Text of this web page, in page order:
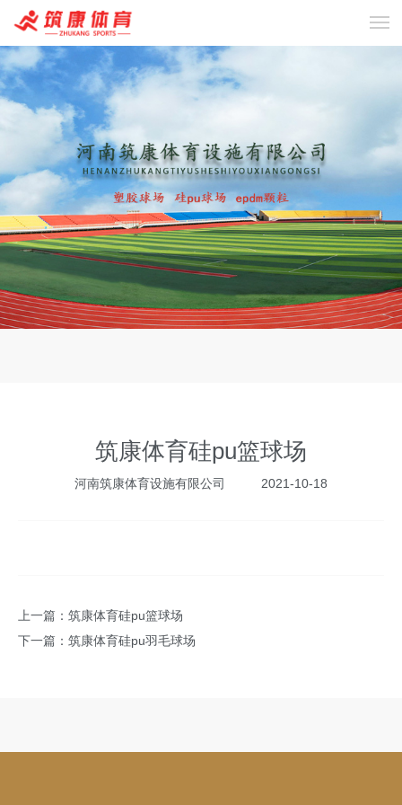
筑康体育硅pu篮球场
河南筑康体育设施有限公司 2021-10-18
上一篇： 筑康体育硅pu篮球场
下一篇： 筑康体育硅pu羽毛球场